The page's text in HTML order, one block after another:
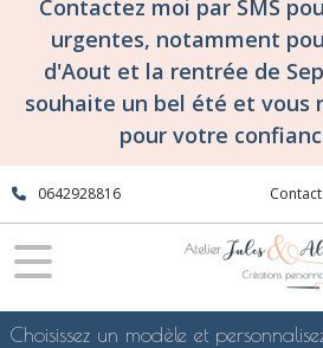
Contactez moi par SMS
urgentes, notamment
d'Aout et la rentrée de
souhaite un bel été et vous
pour votre
0642928816 Contact
produits
Confections
surmesure
et
personnalisées
rentrée
scolaire!
Cartables
sacs
à